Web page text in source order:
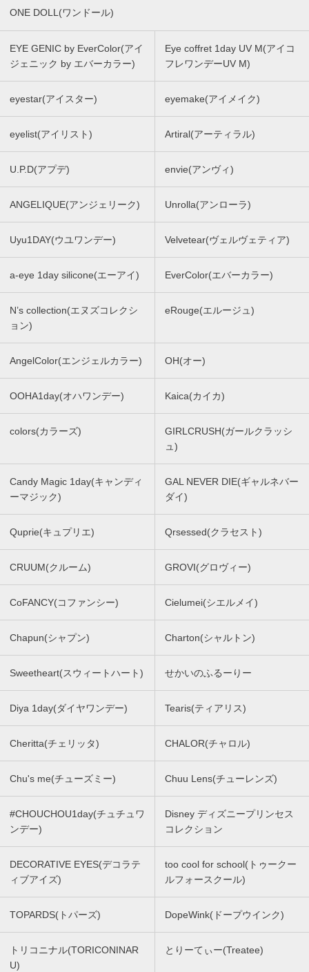
ONE DOLL(ワンドール)
EYE GENIC by EverColor(アイ
ジェニック by エバーカラー)
Eye coffret 1day UV M(アイコ
フレワンデーUV M)
eyestar(アイスター) eyemake(アイメイク)
eyelist(アイリスト) Artiral(アーティラル)
U.P.D(アプデ) envie(アンヴィ)
ANGELIQUE(アンジェリーク) Unrolla(アンローラ)
Uyu1DAY(ウユワンデー) Velvetear(ヴェルヴェティア)
a-eye 1day silicone(エーアイ) EverColor(エバーカラー)
N’s collection(エヌズコレクシ
ョン)
eRouge(エルージュ)
AngelColor(エンジェルカラー) OH(オー)
OOHA1day(オハワンデー) Kaica(カイカ)
colors(カラーズ)
GIRLCRUSH(ガールクラッシ
ュ)
Candy Magic 1day(キャンディ
ーマジック)
GAL NEVER DIE(ギャルネバー
ダイ)
Quprie(キュプリエ) Qrsessed(クラセスト)
CRUUM(クルーム) GROVI(グロヴィー)
CoFANCY(コファンシー) Cielumei(シエルメイ)
Chapun(シャプン) Charton(シャルトン)
Sweetheart(スウィートハート) せかいのふるーりー
Diya 1day(ダイヤワンデー) Tearis(ティアリス)
Cheritta(チェリッタ) CHALOR(チャロル)
Chu's me(チューズミー) Chuu Lens(チューレンズ)
#CHOUCHOU1day(チュチュワ
ンデー)
Disney ディズニープリンセス
コレクション
DECORATIVE EYES(デコラテ
ィブアイズ)
too cool for school(トゥークー
ルフォースクール)
TOPARDS(トパーズ) DopeWink(ドープウインク)
トリコニナル(TORICONINAR
U)
とりーてぃー(Treatee)